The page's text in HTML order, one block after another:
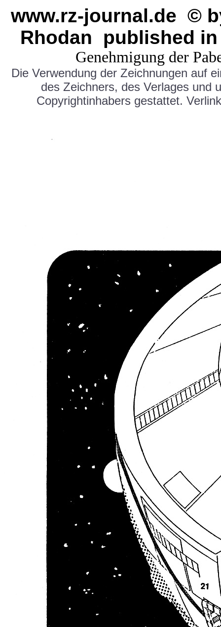
www.rz-journal.de ©
Rhodan published in
Genehmigung der
Die Verwendung der Zeichnungen auf
des Zeichners, des Verlages und
Copyrightinhabers gestattet.